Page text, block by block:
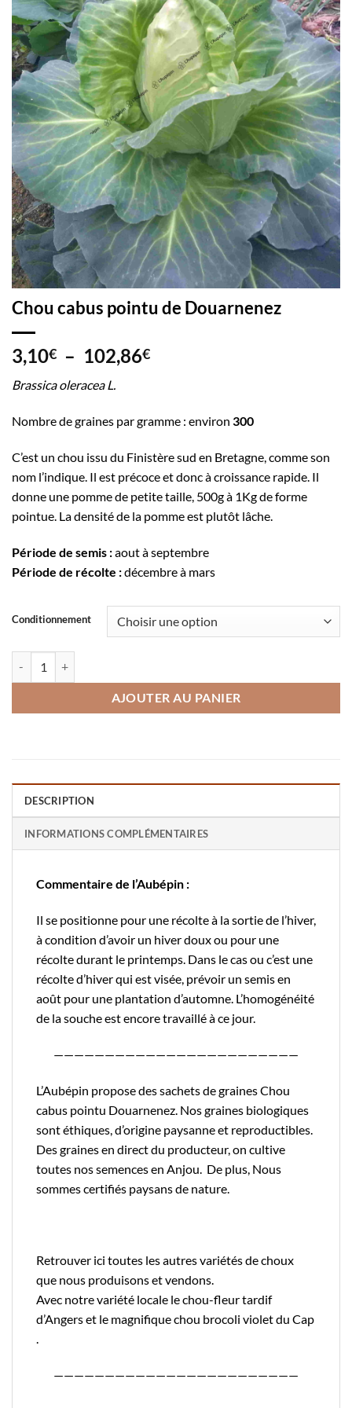
Chou cabus pointu de Douarnenez
3,10€ – 102,86€Plage
à
102,86€
Brassica oleracea L.
Nombre de graines par gramme : environ 300
C’est un chou issu du Finistère sud en Bretagne, comme son
nom l’indique. Il est précoce et donc à croissance rapide. Il
donne une pomme de petite taille, 500g à 1Kg de forme
pointue. La densité de la pomme est plutôt lâche.
Période de semis :aout à septembre
Période de récolte :décembre à mars
Conditionnement
AJOUTER AU PANIER
DESCRIPTION
INFORMATIONS COMPLÉMENTAIRES
Commentaire de l’Aubépin :
Il se positionne pour une récolte à la sortie de l’hiver,
à condition d’avoir un hiver doux ou pour une
récolte durant le printemps. Dans le cas ou c’est une
récolte d’hiver qui est visée, prévoir un semis en
août pour une plantation d’automne. L’homogénéité
de la souche est encore travaillé à ce jour.
————————————————————————
L’Aubépin propose des sachets de graines Chou
cabus pointu Douarnenez. Nos graines biologiques
sont éthiques, d’origine paysanne et reproductibles.
Des graines en direct du producteur, on cultive
toutes nos semences en Anjou. De plus, Nous
sommes certifiés paysans de nature.
Retrouver ici toutes les autres variétés de choux
que nous produisons et vendons.
Avec notre variété locale lechou-fleur tardif
d’Angerset le magnifiquechou brocoli violet du Cap
.
————————————————————————